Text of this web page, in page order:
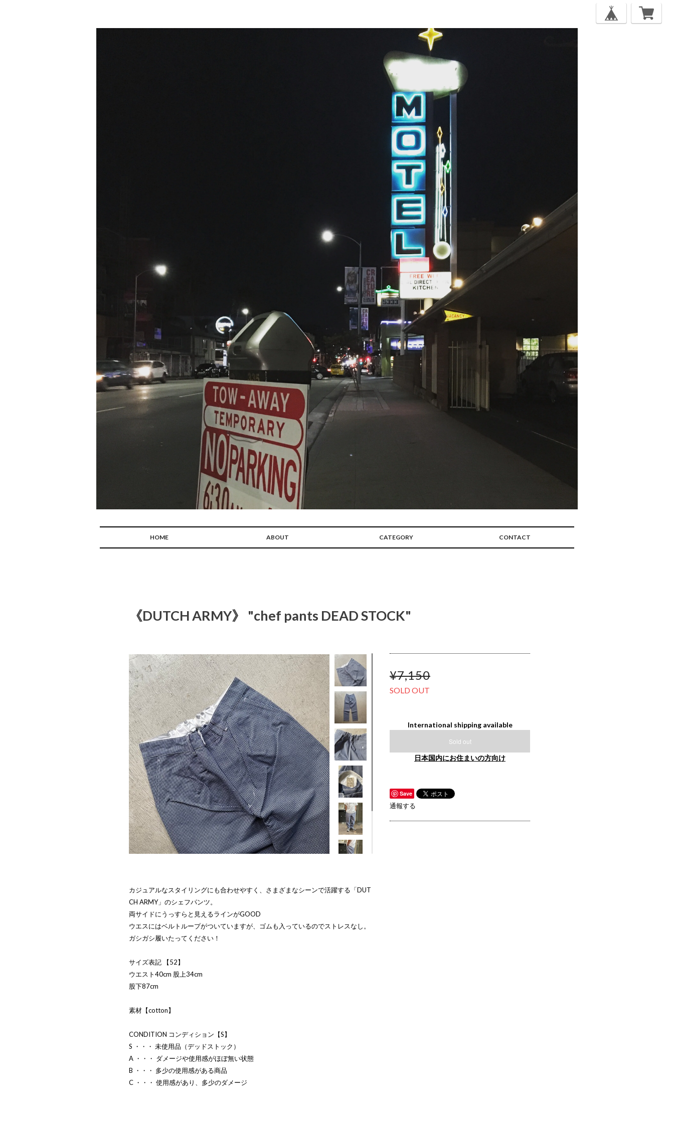
HOME ABOUT CATEGORY CONTACT
《DUTCH ARMY》 "chef pants DEAD STOCK"
カジュアルなスタイリングにも合わせやすく、さまざまなシーンで活躍する「DUT
CH ARMY」のシェフパンツ。
両サイドにうっすらと見えるラインがGOOD
ウエスにはベルトループがついていますが、ゴムも入っているのでストレスなし。
ガシガシ履いたってください！
サイズ表記 【52】
ウエスト40cm 股上34cm
股下87cm
素材【cotton】
CONDITION コンディション【S】
S ・・・ 未使用品（デッドストック）
A ・・・ ダメージや使用感がほぼ無い状態
B ・・・ 多少の使用感がある商品
C ・・・ 使用感があり、多少のダメージ
¥7,150
SOLD OUT
International shipping available
Sold out
日本国内にお住まいの方向け
Save
通報する